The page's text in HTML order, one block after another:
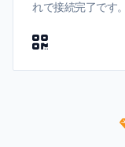
れで接続完了です。